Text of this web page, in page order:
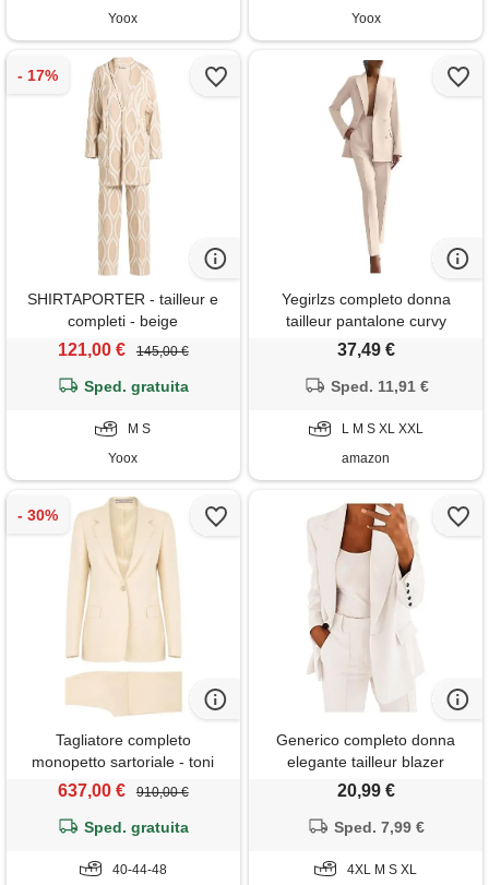
Yoox
Yoox
SHIRTAPORTER - tailleur e
completi - beige
121,00 € 145,00 €
Sped. gratuita
M S
Yoox
Yegirlzs completo donna
tailleur pantalone curvy
completi pantaloni e giacca
completo tailleur da cerimonia
albicocca l
37,49 €
Sped. 11,91 €
L M S XL XXL
amazon
Tagliatore completo
monopetto sartoriale - toni
neutri
637,00 € 910,00 €
Sped. gratuita
40-44-48
Generico completo donna
elegante tailleur blazer
completa completo tailleur
da cerimonia tailleurs
e lavoro tuta due pezzi 2026
20,99 €
Sped. 7,99 €
4XL M S XL